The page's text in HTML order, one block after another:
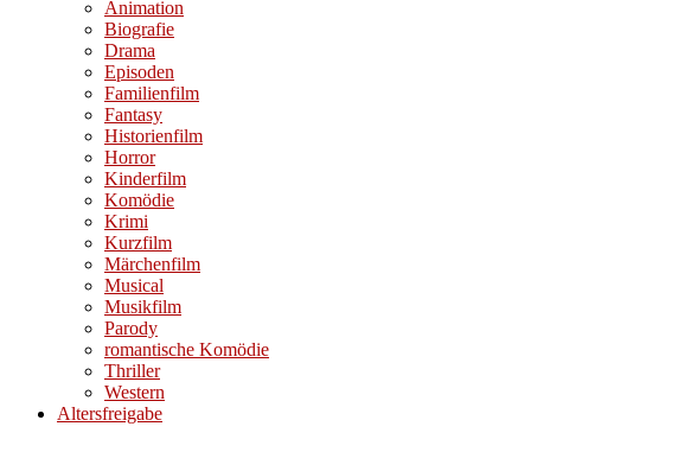
Animation
Biografie
Drama
Episoden
Familienfilm
Fantasy
Historienfilm
Horror
Kinderfilm
Komödie
Krimi
Kurzfilm
Märchenfilm
Musical
Musikfilm
Parody
romantische Komödie
Thriller
Western
Altersfreigabe